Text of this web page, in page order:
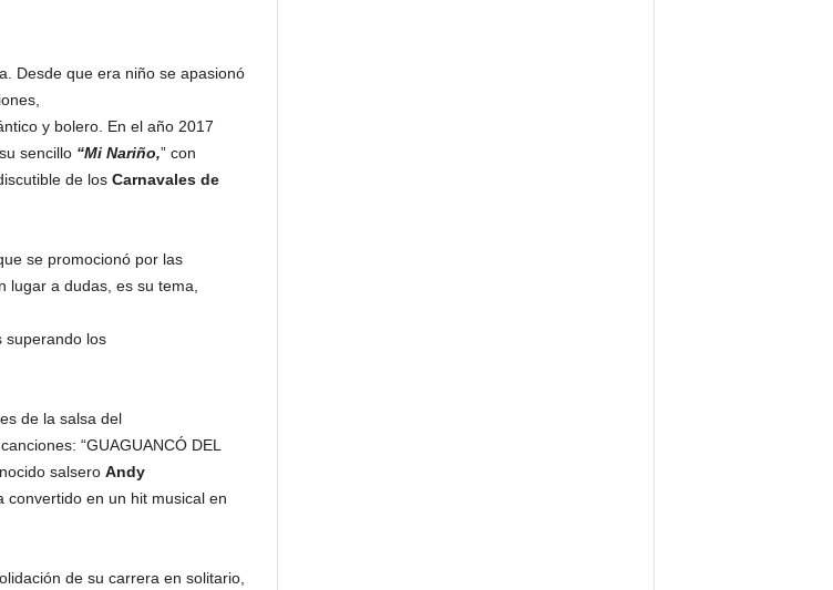
Desde que era niño se apasionó
y bolero. En el año 2017
sencillo “Mi Nariño,” con
de los Carnavales de
se promocionó por las
lugar a dudas, es su tema,
superando los
de la salsa del
“GUAGUANCÓ DEL
salsero Andy
convertido en un hit musical en
de su carrera en solitario,